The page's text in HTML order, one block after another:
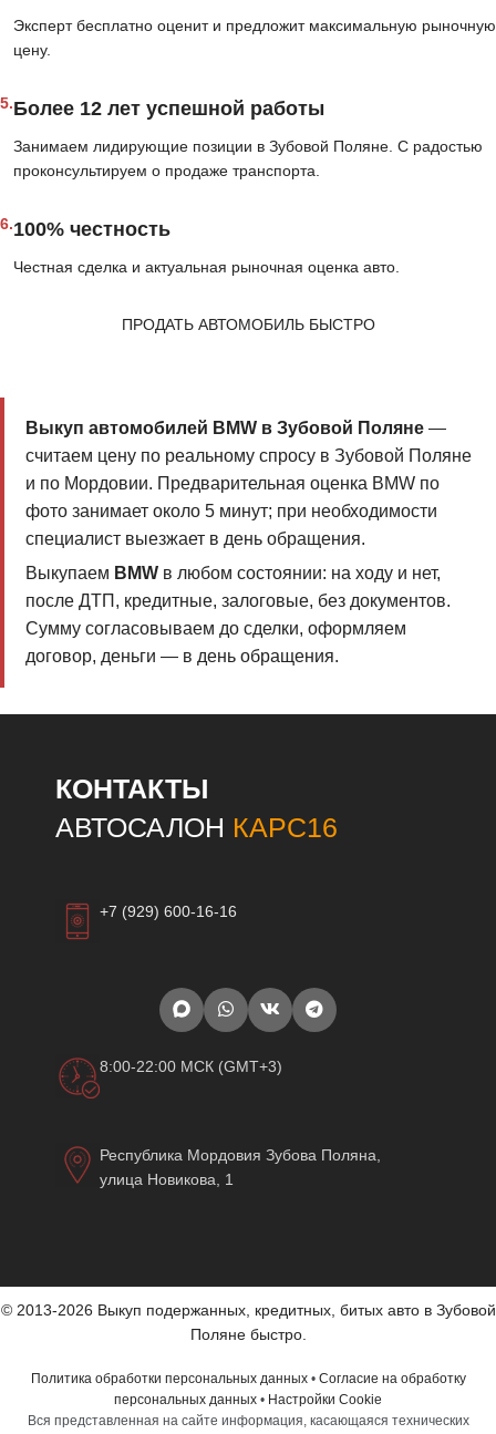
Эксперт бесплатно оценит и предложит максимальную рыночную
цену.
5.Более 12 лет успешной работы
Занимаем лидирующие позиции в Зубовой Поляне. С радостью
проконсультируем о продаже транспорта.
6.100% честность
Честная сделка и актуальная рыночная оценка авто.
ПРОДАТЬ АВТОМОБИЛЬ БЫСТРО
Выкуп автомобилей BMW в Зубовой Поляне—
считаем цену по реальному спросу в Зубовой Поляне
и по Мордовии. Предварительная оценка BMW по
фото занимает около 5 минут; при необходимости
специалист выезжает в день обращения.
Выкупаем BMWв любом состоянии: на ходу и нет,
после ДТП, кредитные, залоговые, без документов.
Сумму согласовываем до сделки, оформляем
договор, деньги — в день обращения.
КОНТАКТЫ
АВТОСАЛОН КАРС16
+7 (929) 600-16-16
8:00-22:00 МСК (GMT+3)
Республика Мордовия Зубова Поляна,
улица Новикова, 1
© 2013-2026 Выкуп подержанных, кредитных, битых авто в Зубовой
Поляне быстро.
Политика обработки персональных данных• Согласие на обработку
персональных данных • Настройки Cookie
Вся представленная на сайте информация, касающаяся технических